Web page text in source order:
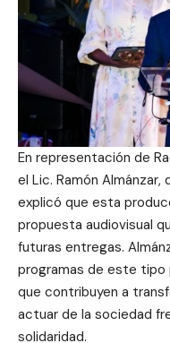
En representación de
el Lic. Ramón
explicó que esta
propuesta audiovisual
futuras entregas.
programas de este tipo
que contribuyen a
actuar de la sociedad
solidaridad.